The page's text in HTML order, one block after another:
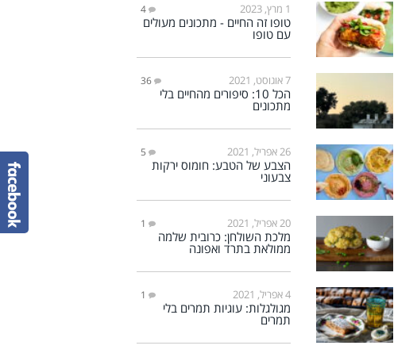
1 מרץ, 2023 4
טופו זה החיים - מתכונים מעולים
עם טופו
7 אוגוסט, 2021 36
הכל 10: סיפורים מהחיים בלי
מתכונים
26 אפריל, 2021 5
הצבע של הטבע: חומוס ירקות
צבעוני
20 אפריל, 2021 1
מלכת השולחן: כרובית שלמה
ממולאת בתרד ואפונה
4 אפריל, 2021 1
מגולגלות: עוגיות תמרים בלי
תמרים